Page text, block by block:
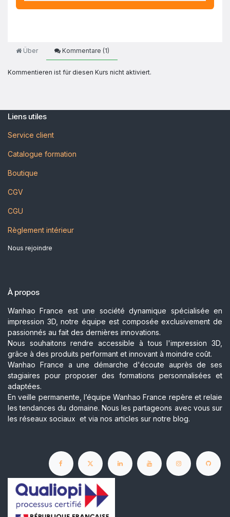
Über Kommentare (1)
Kommentieren ist für diesen Kurs nicht aktiviert.
Liens utiles
Service client
Catalogue formation
Boutique
CGV
CGU
Règlement intérieur
Nous rejoindre
À propos
Wanhao France est une société dynamique spécialisée en
impression 3D, notre équipe est composée exclusivement de
passionnés au fait des dernières innovations.
Nous souhaitons rendre accessible à tous l'impression 3D,
grâce à des produits performant et innovant à moindre coût.
Wanhao France a une démarche d'écoute auprès de ses
stagiaires pour proposer des formations personnalisées et
adaptées.
En veille permanente, l’équipe Wanhao France repère et relaie
les tendances du domaine. Nous les partageons avec vous sur
les réseaux sociaux et via nos articles sur notre blog.